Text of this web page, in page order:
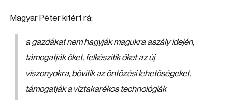
Magyar Péter kitért rá:
a gazdákat nem hagyják magukra aszály idején,
támogatják őket, felkészítik őket az új
viszonyokra, bővítik az öntözési lehetőségeket,
támogatják a víztakarékos technológiák